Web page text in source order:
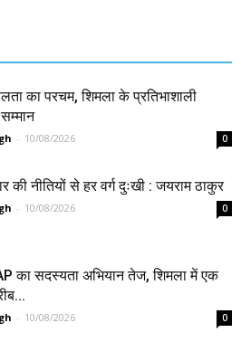
का परचम, शिमला के प्रतिभाशाली
सम्मान
- 10/08/2026 0
की नीतियों से हर वर्ग दुःखी : जयराम ठाकुर
- 10/08/2026 0
का सदस्यता अभियान तेज, शिमला में एक
- 10/08/2026 0